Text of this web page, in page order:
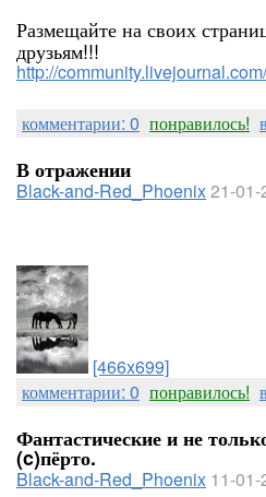
Размещайте на своих
друзьям!!!
http://
комментарии: 0 понравилось!
В отражении
Black-and-Red_Phoenix21-01-
[466x699]
комментарии: 0 понравилось!
Фантастические и не
(c)пёрто.
Black-and-Red_Phoenix 11-